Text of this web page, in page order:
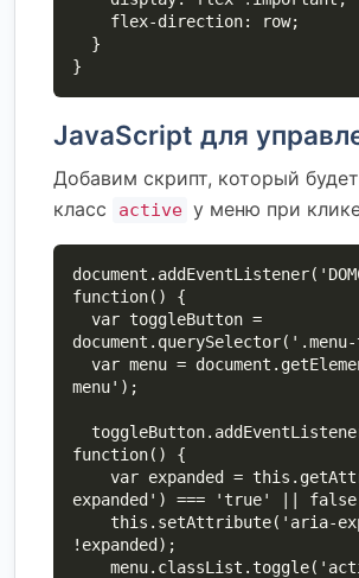
}
JavaScript для
Добавим скрипт, который
класс
active у меню при
function() {
menu');
function() {
expanded') === 'true' ||
!expanded);